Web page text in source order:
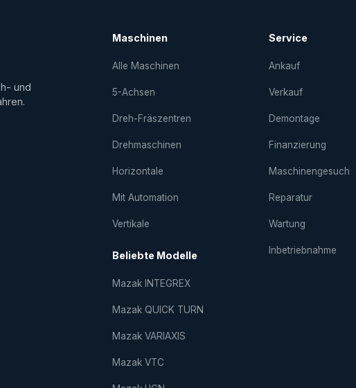
und
Maschinen
Alle Maschinen
5-Achsen
Dreh-Fräs­zentren
Drehmaschinen
Horizontale
Mit Automation
Vertikale
Beliebte Modelle
Mazak INTEGREX
Mazak QUICK TURN
Mazak VARIAXIS
Mazak VTC
Service
Ankauf
Verkauf
Demontage
Finanzierung
Maschinengesuch
Reparatur
Wartung
Inbetriebnahme